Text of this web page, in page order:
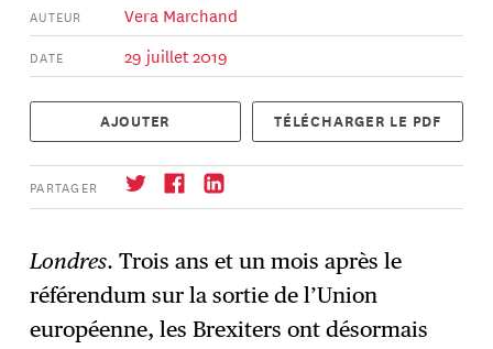
AUTEUR Vera Marchand
DATE 29 juillet 2019
AJOUTER TÉLÉCHARGER LE PDF
PARTAGER
→ S'abonner
Londres. Trois ans et un mois après le
référendum sur la sortie de l’Union
européenne, les Brexiters ont désormais